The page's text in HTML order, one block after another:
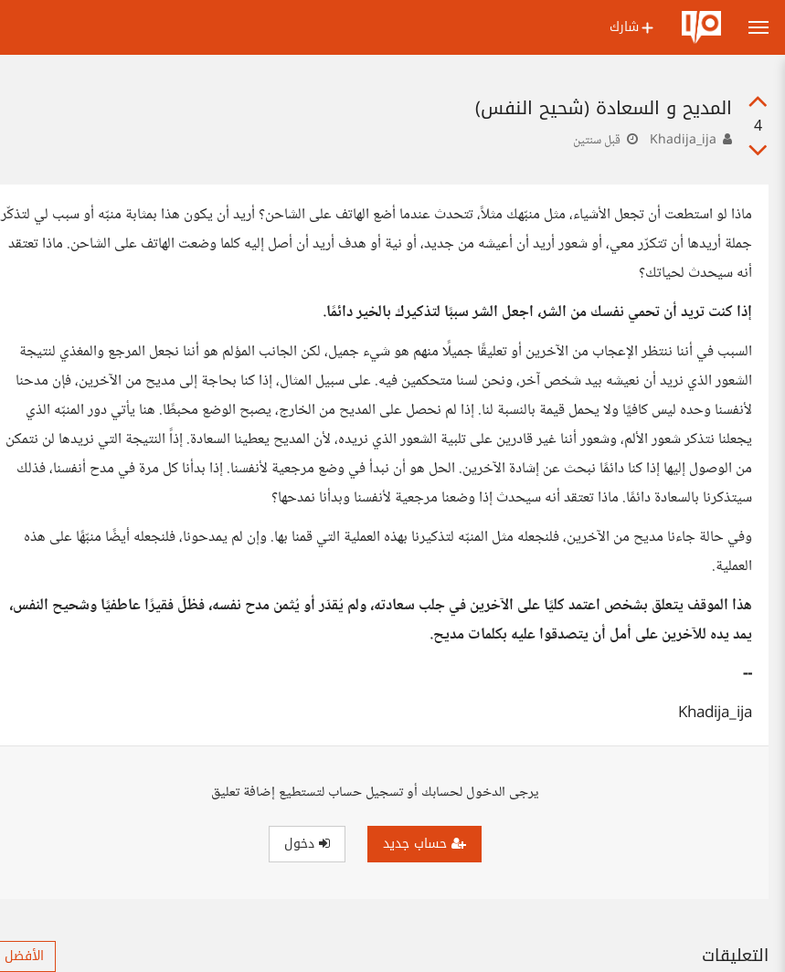
شارك
4
المديح و السعادة (شحيح النفس)
قبل سنتين
ماذا لو استطعت أن تجعل الأشياء، مثل منبّهك مثلاً، تتحدث عندما أضع الهاتف على الشاحن؟ أريد أن يكون هذا بمثابة منبّه أو سبب لي لتذكّر
جملة أريدها أن تتكرّر معي، أو شعور أريد أن أعيشه من جديد، أو نية أو هدف أريد أن أصل إليه كلما وضعت الهاتف على الشاحن. ماذا تعتقد
أنه سيحدث لحياتك؟
إذا كنت تريد أن تحمي نفسك من الشر، اجعل الشر سببًا لتذكيرك بالخير دائمًا.
السبب في أننا ننتظر الإعجاب من الآخرين أو تعليقًا جميلًا منهم هو شيء جميل، لكن الجانب المؤلم هو أننا نجعل المرجع والمغذي لنتيجة
الشعور الذي نريد أن نعيشه بيد شخص آخر، ونحن لسنا متحكمين فيه. على سبيل المثال، إذا كنا بحاجة إلى مديح من الآخرين، فإن مدحنا
لأنفسنا وحده ليس كافيًا ولا يحمل قيمة بالنسبة لنا. إذا لم نحصل على المديح من الخارج، يصبح الوضع محبطًا. هنا يأتي دور المنبّه الذي
يجعلنا نتذكر شعور الألم، وشعور أننا غير قادرين على تلبية الشعور الذي نريده، لأن المديح يعطينا السعادة. إذاً النتيجة التي نريدها لن نتمكن
من الوصول إليها إذا كنا دائمًا نبحث عن إشادة الآخرين. الحل هو أن نبدأ في وضع مرجعية لأنفسنا. إذا بدأنا كل مرة في مدح أنفسنا، فذلك
سيتذكرنا بالسعادة دائمًا. ماذا تعتقد أنه سيحدث إذا وضعنا مرجعية لأنفسنا وبدأنا نمدحها؟
وفي حالة جاءنا مديح من الآخرين، فلنجعله مثل المنبّه لتذكيرنا بهذه العملية التي قمنا بها. وإن لم يمدحونا، فلنجعله أيضًا منبّهًا على هذه
العملية.
هذا الموقف يتعلق بشخص اعتمد كليًا على الآخرين في جلب سعادته، ولم يُقدّر أو يُثمن مدح نفسه، فظلّ فقيرًا عاطفيًا وشحيح النفس،
يمد يده للآخرين على أمل أن يتصدقوا عليه بكلمات مديح.
--
Khadija_ija
يرجى الدخول لحسابك أو تسجيل حساب لتستطيع إضافة تعليق
حساب جديد دخول
التعليقات الأفضل